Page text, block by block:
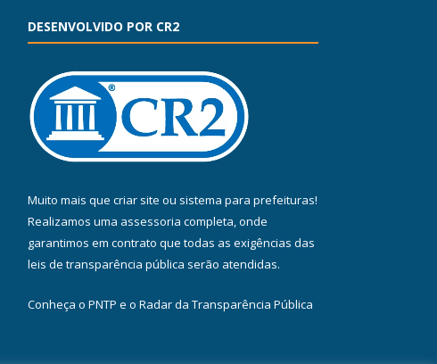
DESENVOLVIDO POR CR2
Muito mais que criar site ou sistema para prefeituras!
Realizamos uma assessoria completa, onde
garantimos em contrato que todas as exigências das
leis de transparência pública serão atendidas.
Conheça o PNTP e o Radar da Transparência Pública